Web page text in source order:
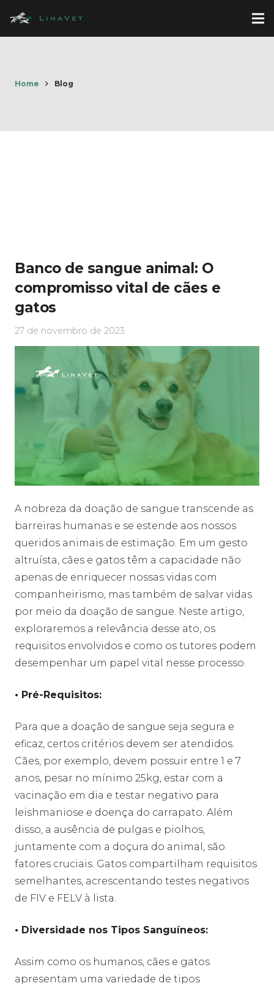
Home Blog
Banco de sangue animal: O
compromisso vital de cães e
gatos
27 de novembro de 2023
A nobreza da doação de sangue transcende as
barreiras humanas e se estende aos nossos
queridos animais de estimação. Em um gesto
altruísta, cães e gatos têm a capacidade não
apenas de enriquecer nossas vidas com
companheirismo, mas também de salvar vidas
por meio da doação de sangue. Neste artigo,
exploraremos a relevância desse ato, os
requisitos envolvidos e como os tutores podem
desempenhar um papel vital nesse processo.
• Pré-Requisitos:
Para que a doação de sangue seja segura e
eficaz, certos critérios devem ser atendidos.
Cães, por exemplo, devem possuir entre 1 e 7
anos, pesar no mínimo 25kg, estar com a
vacinação em dia e testar negativo para
leishmaniose e doença do carrapato. Além
disso, a ausência de pulgas e piolhos,
juntamente com a doçura do animal, são
fatores cruciais. Gatos compartilham requisitos
semelhantes, acrescentando testes negativos
de FIV e FELV à lista.
• Diversidade nos Tipos Sanguíneos:
Assim como os humanos, cães e gatos
apresentam uma variedade de tipos